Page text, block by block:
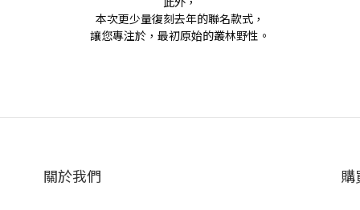
本次更少量復刻去年的聯名款式，
讓您專注於，最初原始的叢林野性。
關於我們 購